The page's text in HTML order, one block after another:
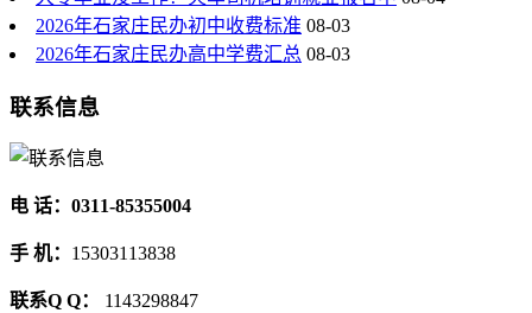
2026年石家庄民办初中收费标准 08-03
2026年石家庄民办高中学费汇总 08-03
联系信息
电 话：0311-85355004
手 机： 15303113838
联系Q Q： 1143298847